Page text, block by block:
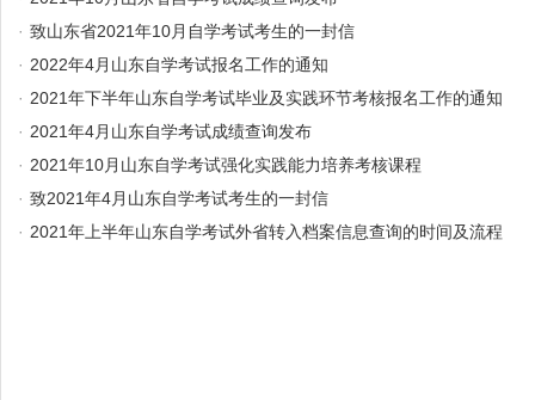
· 致山东省2021年10月自学考试考生的一封信
· 2022年4月山东自学考试报名工作的通知
· 2021年下半年山东自学考试毕业及实践环节考核报名工作的通知
· 2021年4月山东自学考试成绩查询发布
· 2021年10月山东自学考试强化实践能力培养考核课程
· 致2021年4月山东自学考试考生的一封信
· 2021年上半年山东自学考试外省转入档案信息查询的时间及流程